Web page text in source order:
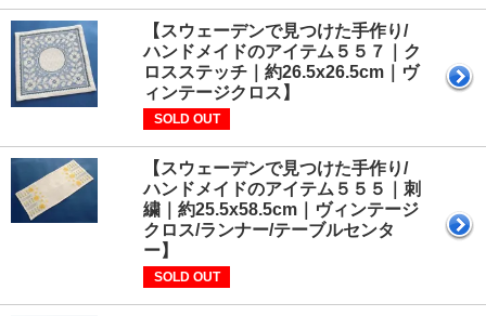
【スウェーデンで見つけた手作り/
ハンドメイドのアイテム５５７｜ク
ロスステッチ｜約26.5x26.5cm｜ヴ
ィンテージクロス】
SOLD OUT
【スウェーデンで見つけた手作り/
ハンドメイドのアイテム５５５｜刺
繍｜約25.5x58.5cm｜ヴィンテージ
クロス/ランナー/テーブルセンタ
ー】
SOLD OUT